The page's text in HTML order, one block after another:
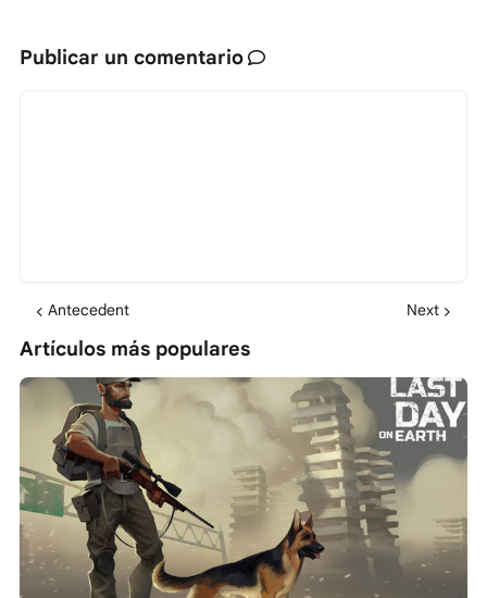
Publicar un comentario
Antecedent Next
Artículos más populares